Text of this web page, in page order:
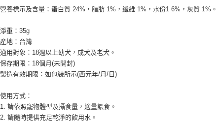
易，需依本服務之必要範圍內提供個人資料，並將交易相關給付款項請求債
２．關於個人資料處理事宜，請瀏覽以下網址：
https://aftee.tw/terms/#terms3
３．未成年的使用者請事先徵得法定代理人或監護人之同意方可使用
「AFTEE先享後付」，若未經同意申辦者引起之損失，本公司不負相關責
任。
４．使用「AFTEE先享後付」時，將依據個別帳號之用戶狀況，依本公司即
５．嚴禁一人註冊多個帳號或使用他人資訊註冊。若發現惡意使用之情形，
恩沛科技股份有限公司將有權停止該用戶之使用額度並採取法律行動。
營養標示及含量：蛋白質 24%，脂肪 1%，纖維 1%，水份1 6%，灰質 1%。
淨重：35g
產地：台灣
適用對象：18週以上幼犬，成犬及老犬。
保存期限：18個月(未開封)
製造有效期限：如包裝所示(西元年/月/日)
使用方式：
1. 請依照寵物體型及攝食量，適量餵食。
2. 請隨時提供充足乾淨的飲用水。